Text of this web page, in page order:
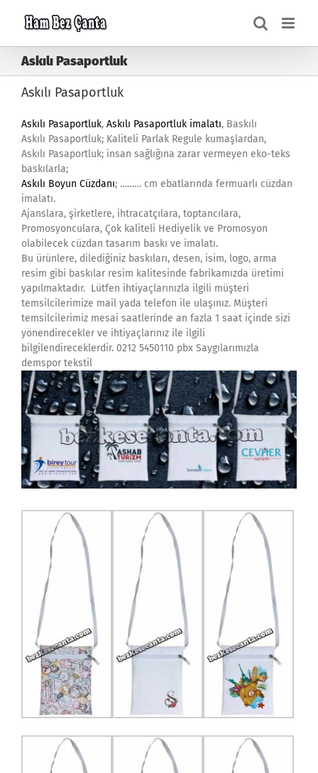
Askılı Pasaportluk
Askılı Pasaportluk
Askılı Pasaportluk, Askılı Pasaportluk imalatı, Baskılı
Askılı Pasaportluk; Kaliteli Parlak Regule kumaşlardan,
Askılı Pasaportluk; insan sağlığına zarar vermeyen eko-teks
baskılarla;
Askılı Boyun Cüzdanı; ……… cm ebatlarında fermuarlı cüzdan
imalatı.
Ajanslara, şirketlere, ihtracatçılara, toptancılara,
Promosyonculara, Çok kaliteli Hediyelik ve Promosyon
olabilecek cüzdan tasarım baskı ve imalatı.
Bu ürünlere, dilediğiniz baskıları, desen, isim, logo, arma
resim gibi baskılar resim kalitesinde fabrikamızda üretimi
yapılmaktadır. Lütfen ihtiyaçlarınızla ilgili müşteri
temsilcilerimize mail yada telefon ile ulaşınız. Müşteri
temsilcilerimiz mesai saatlerinde an fazla 1 saat içinde sizi
yönendirecekler ve ihtiyaçlarınız ile ilgili
bilgilendireceklerdir. 0212 5450110 pbx Saygılarımızla
demspor tekstil